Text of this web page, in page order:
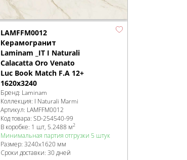
LAMFFM0012
Керамогранит
Laminam _IT I Naturali
Calacatta Oro Venato
Luc Book Match F.A 12+
1620x3240
Бренд: Laminam
Коллекция: I Naturali Marmi
Артикул: LAMFFM0012
Код товара: SD-254540-99
В коробке: 1 шт, 5.2488 м2
Минимальная партия отгрузки 5 штук
Размер: 3240x1620 мм
Сроки доставки: 30 дней